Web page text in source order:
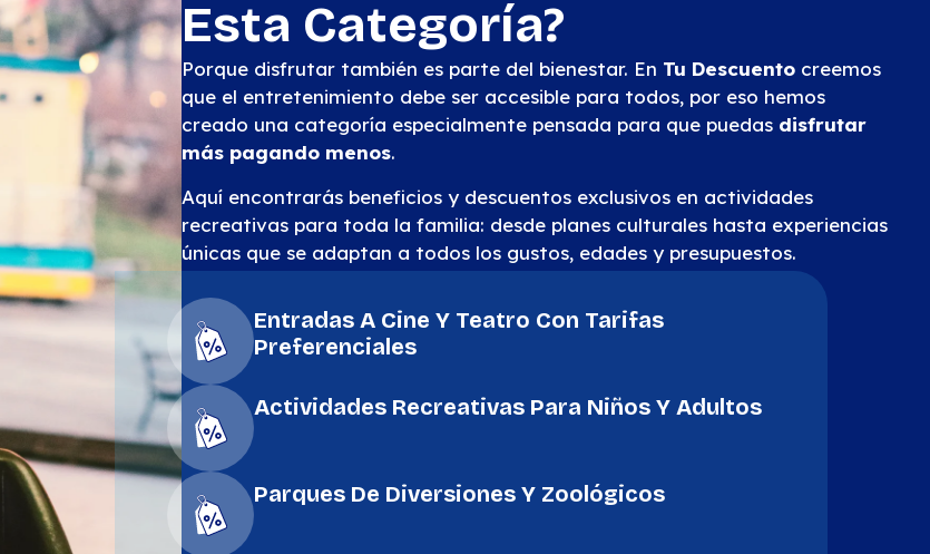
Esta Categoría?
Porque disfrutar también es parte del bienestar. En Tu Descuento creemos
que el entretenimiento debe ser accesible para todos, por eso hemos
creado una categoría especialmente pensada para que puedas disfrutar
más pagando menos.
Aquí encontrarás beneficios y descuentos exclusivos en actividades
recreativas para toda la familia: desde planes culturales hasta experiencias
únicas que se adaptan a todos los gustos, edades y presupuestos.
Entradas A Cine Y Teatro Con Tarifas
Preferenciales
Actividades Recreativas Para Niños Y Adultos
Parques De Diversiones Y Zoológicos